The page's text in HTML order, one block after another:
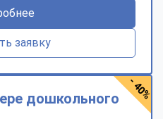
заявку
дошкольного - 40%